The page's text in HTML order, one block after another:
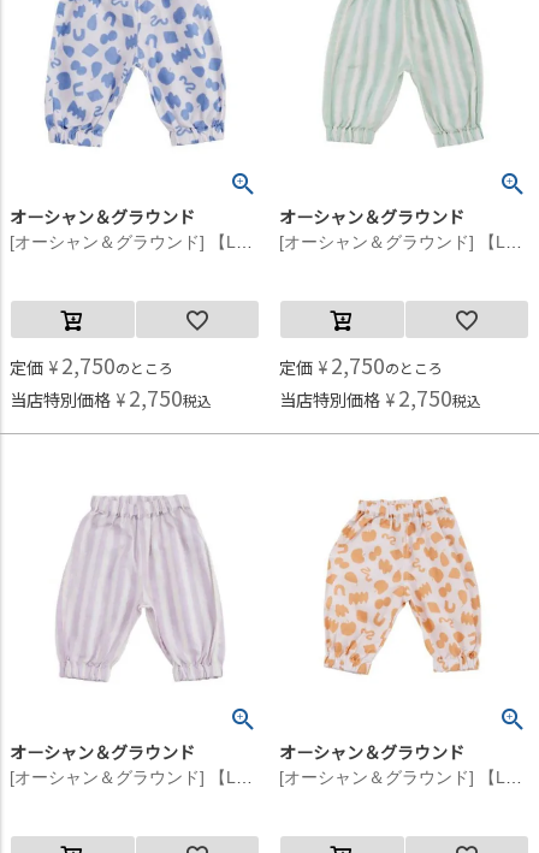
オーシャン＆グラウンド
定価 ¥ 2,750のところ
当店特別価格 ¥ 2,750税込
オーシャン＆グラウンド
定価 ¥ 2,750のところ
当店特別価格 ¥ 2,750税込
オーシャン＆グラウンド オーシャン＆グラウンド